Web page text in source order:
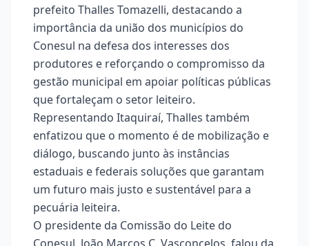
prefeito Thalles Tomazelli, destacando a
importância da união dos municípios do
Conesul na defesa dos interesses dos
produtores e reforçando o compromisso da
gestão municipal em apoiar políticas públicas
que fortaleçam o setor leiteiro.
Representando Itaquiraí, Thalles também
enfatizou que o momento é de mobilização e
diálogo, buscando junto às instâncias
estaduais e federais soluções que garantam
um futuro mais justo e sustentável para a
pecuária leiteira.
O presidente da Comissão do Leite do